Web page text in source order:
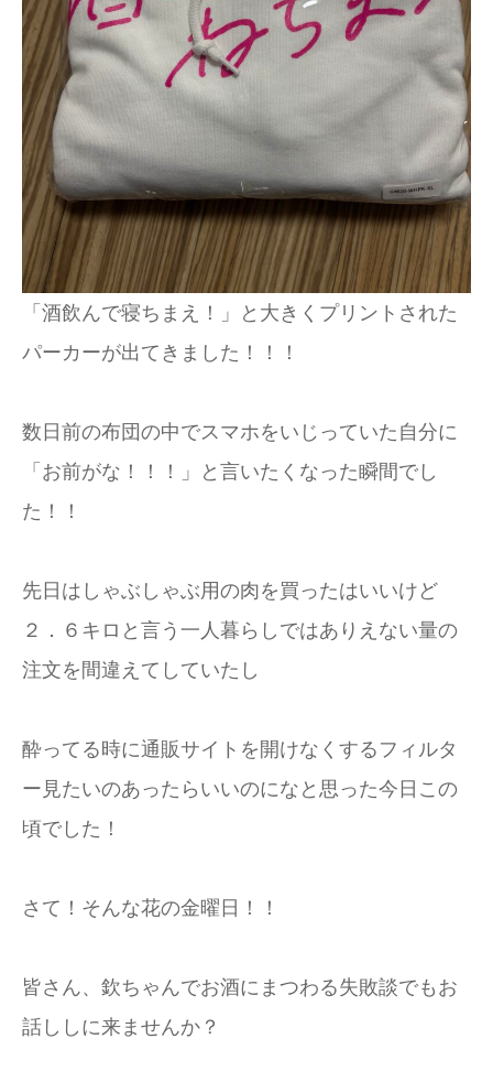
「酒飲んで寝ちまえ！」と大きくプリントされた
パーカーが出てきました！！！
数日前の布団の中でスマホをいじっていた自分に
「お前がな！！！」と言いたくなった瞬間でし
た！！
先日はしゃぶしゃぶ用の肉を買ったはいいけど
２．６キロと言う一人暮らしではありえない量の
注文を間違えてしていたし
酔ってる時に通販サイトを開けなくするフィルタ
ー見たいのあったらいいのになと思った今日この
頃でした！
さて！そんな花の金曜日！！
皆さん、欽ちゃんでお酒にまつわる失敗談でもお
話ししに来ませんか？